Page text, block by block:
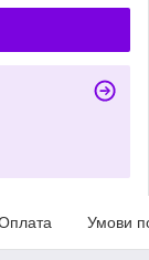
Умови